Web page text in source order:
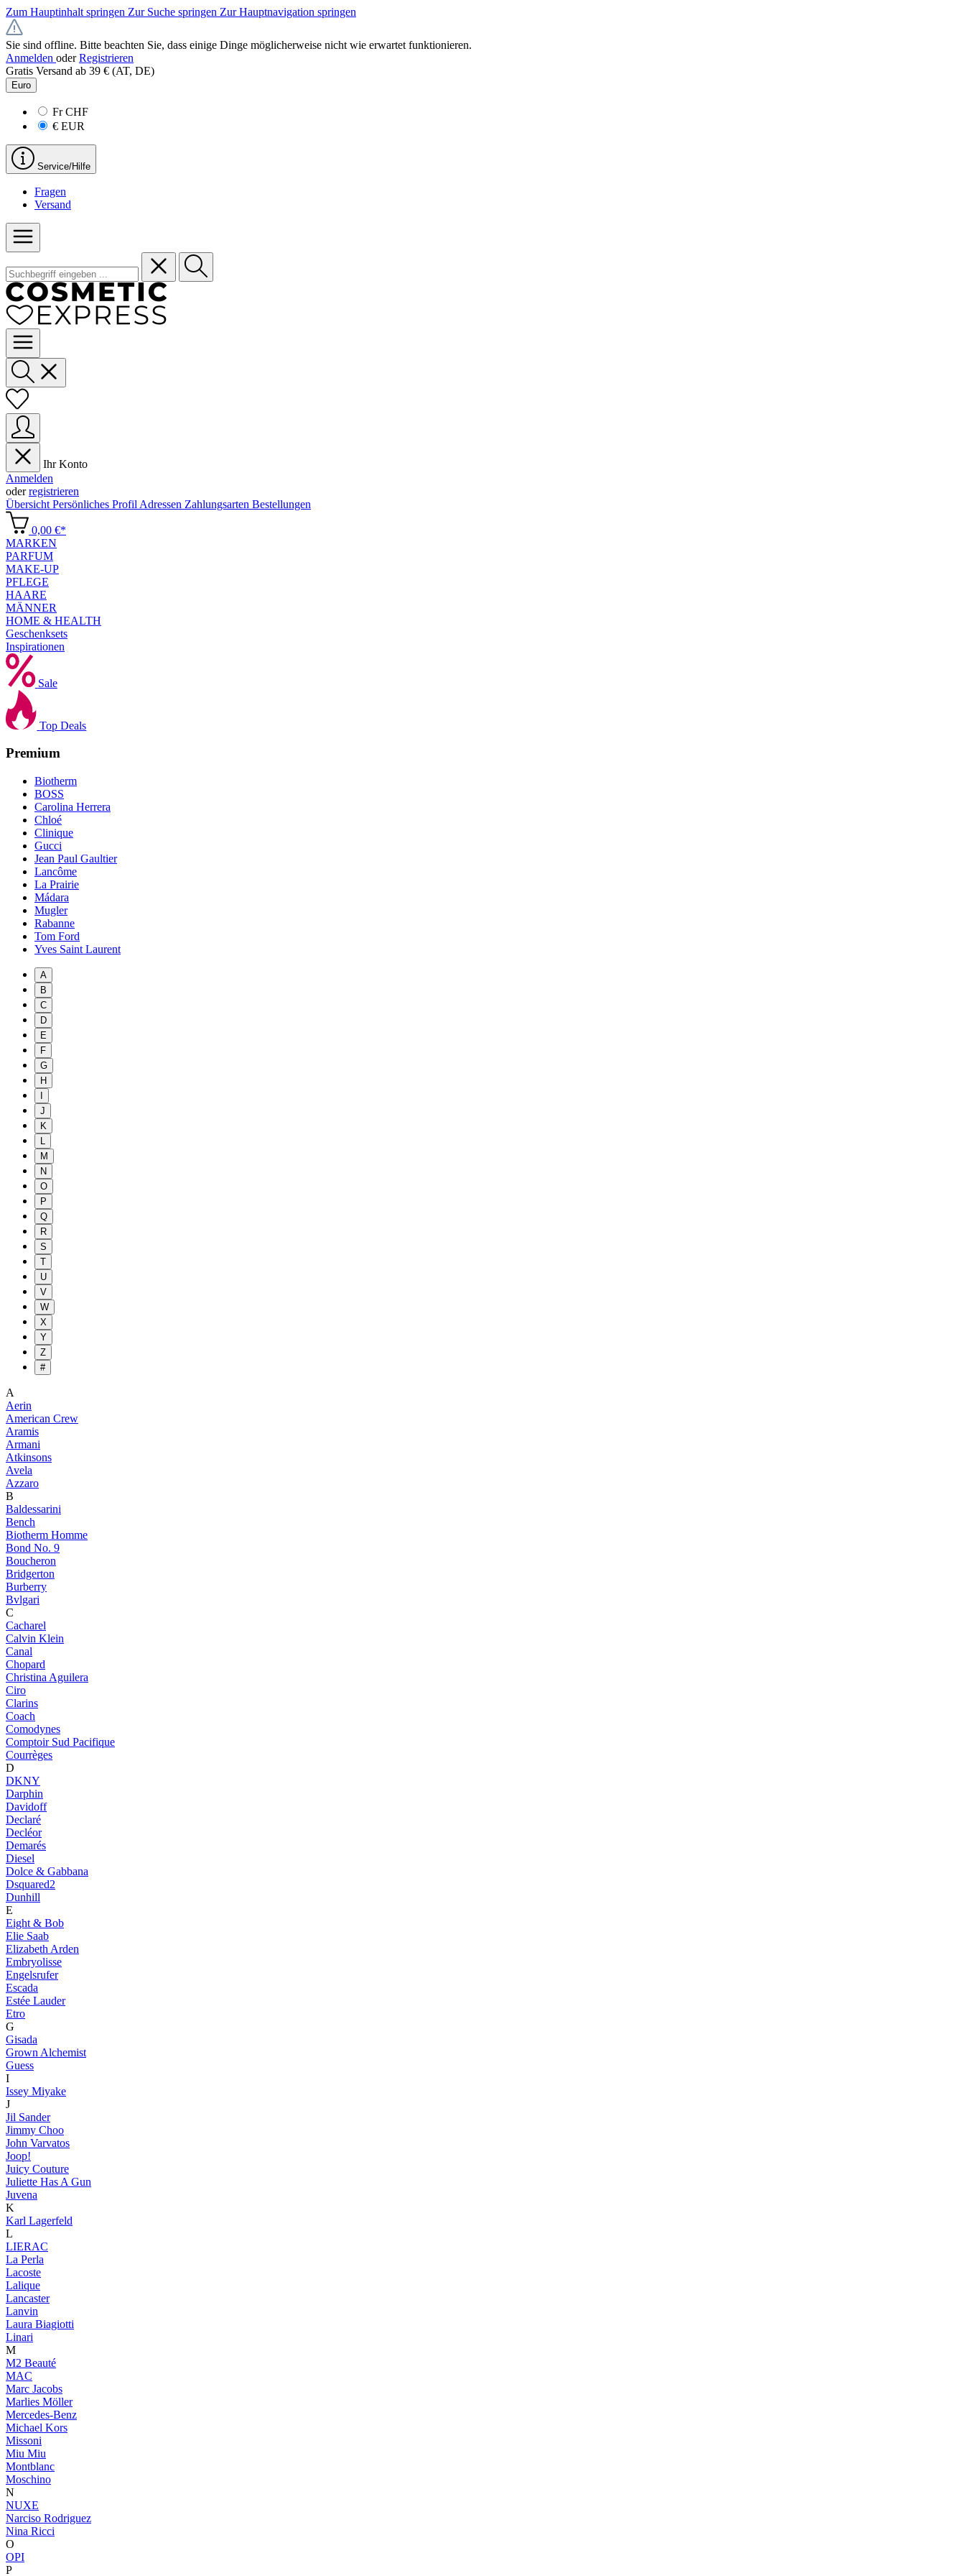
Zum Hauptinhalt springen Zur Suche springen Zur Hauptnavigation springen
Sie sind offline. Bitte beachten Sie, dass einige Dinge möglicherweise nicht wie erwartet funktionieren.
Anmelden oder Registrieren
Gratis Versand ab 39 € (AT, DE)
Euro
FrCHF
€ EUR
Service/Hilfe
Fragen
Versand
Ihr Konto
Anmelden
oderregistrieren
Übersicht Persönliches Profil Adressen Zahlungsarten Bestellungen
0,00 €*
MARKEN
PARFUM
MAKE-UP
PFLEGE
HAARE
MÄNNER
HOME & HEALTH
Geschenksets
Inspirationen
Sale
Top Deals
Premium
Biotherm
BOSS
Carolina Herrera
Chloé
Clinique
Gucci
Jean Paul Gaultier
Lancôme
La Prairie
Mádara
Mugler
Rabanne
Tom Ford
Yves Saint Laurent
A
B
C
D
E
F
G
H
J
K
L
M
N
O
P
Q
R
S
T
U
V
W
X
Y
Z
#
A
Aerin
American Crew
Aramis
Armani
Atkinsons
Avela
Azzaro
B
Baldessarini
Bench
Biotherm Homme
Bond No. 9
Boucheron
Bridgerton
Burberry
Bvlgari
C
Cacharel
Calvin Klein
Canal
Chopard
Christina Aguilera
Ciro
Clarins
Coach
Comodynes
Comptoir Sud Pacifique
Courrèges
D
DKNY
Darphin
Davidoff
Declaré
Decléor
Demarés
Diesel
Dolce & Gabbana
Dsquared2
Dunhill
E
Eight & Bob
Elie Saab
Elizabeth Arden
Embryolisse
Engelsrufer
Escada
Estée Lauder
Etro
G
Gisada
Grown Alchemist
Guess
I
Issey Miyake
J
Jil Sander
Jimmy Choo
John Varvatos
Joop!
Juicy Couture
Juliette Has A Gun
Juvena
K
Karl Lagerfeld
L
LIERAC
La Perla
Lacoste
Lalique
Lancaster
Lanvin
Laura Biagiotti
Linari
M
M2 Beauté
MAC
Marc Jacobs
Marlies Möller
Mercedes-Benz
Michael Kors
Missoni
Miu Miu
Montblanc
Moschino
N
NUXE
Narciso Rodriguez
Nina Ricci
O
OPI
P